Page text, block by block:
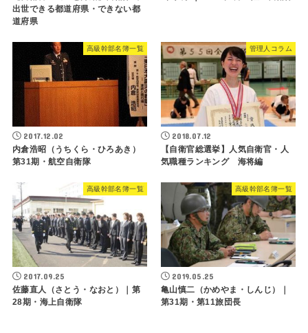
出世できる都道府県・できない都
道府県
高級幹部名簿一覧
2017.12.02
内倉浩昭（うちくら・ひろあき）
第31期・航空自衛隊
管理人コラム
2018.07.12
【自衛官総選挙】人気自衛官・人
気職種ランキング 海将編
高級幹部名簿一覧
2017.09.25
佐藤直人（さとう・なおと）｜第
28期・海上自衛隊
高級幹部名簿一覧
2019.05.25
亀山慎二（かめやま・しんじ）｜
第31期・第11旅団長